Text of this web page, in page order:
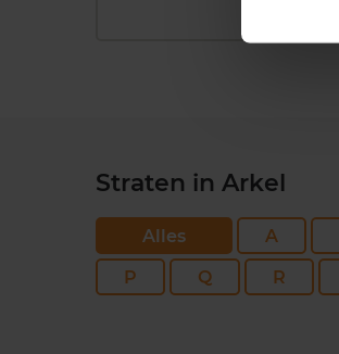
Straten in Arkel
Alles A
P
Q R